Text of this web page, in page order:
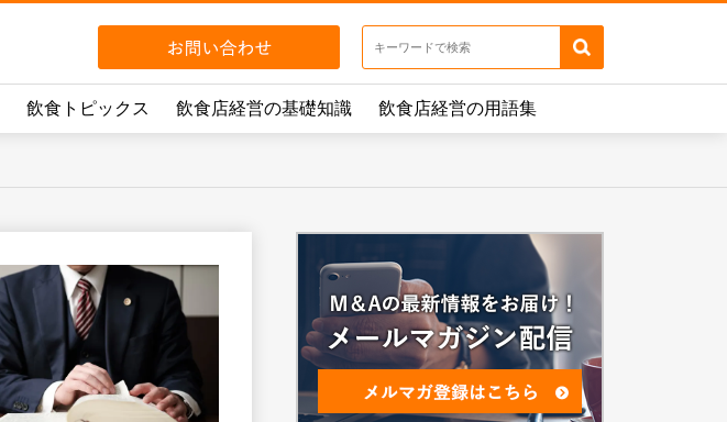
飲食トピックス 飲食店経営の基礎知識 飲食店経営の用語集